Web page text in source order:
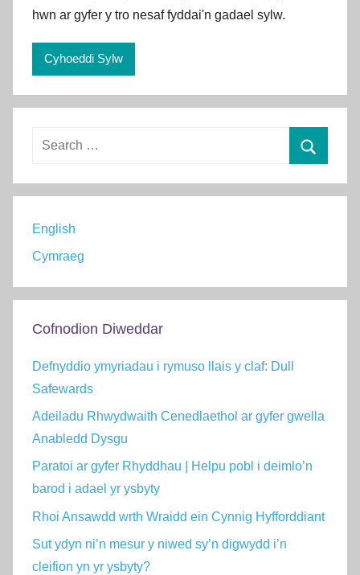
hwn ar gyfer y tro nesaf fyddai'n gadael sylw.
Search
English
Cymraeg
Cofnodion Diweddar
Defnyddio ymyriadau i rymuso llais y claf: Dull
Safewards
Adeiladu Rhwydwaith Cenedlaethol ar gyfer gwella
Anabledd Dysgu
Paratoi ar gyfer Rhyddhau | Helpu pobl i deimlo’n
barod i adael yr ysbyty
Rhoi Ansawdd wrth Wraidd ein Cynnig Hyfforddiant
Sut ydyn ni’n mesur y niwed sy’n digwydd i’n
cleifion yn yr ysbyty?